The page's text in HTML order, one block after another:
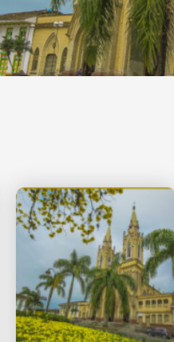
PáginaPáginaPágina